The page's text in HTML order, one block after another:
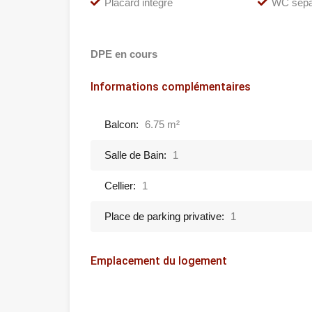
Placard intégré WC
DPE en cours
Informations complémentaires
Balcon: 6.75 m²
Salle de Bain: 1
Cellier: 1
Place de parking privative: 1
Emplacement du logement